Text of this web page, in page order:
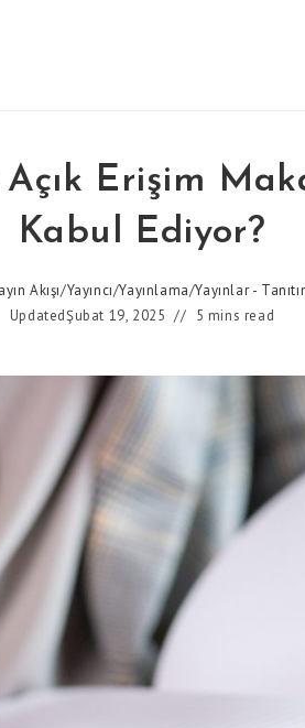
Erişim
Kabul Ediyor?
Akışı/Yayıncı/Yayınlama/Yayınlar -
UpdatedŞubat 19, 2025 5 mins read